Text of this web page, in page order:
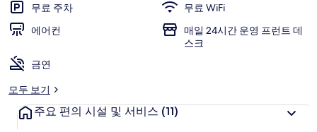
무료 주차
무료 WiFi
에어컨
매일 24시간 운영 프런트 데
스크
금연
모두 보기
주요 편의 시설 및 서비스 (11)